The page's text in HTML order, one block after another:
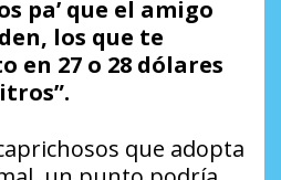
pa’ que el amigo
los que te
en 27 o 28 dólares
que adopta